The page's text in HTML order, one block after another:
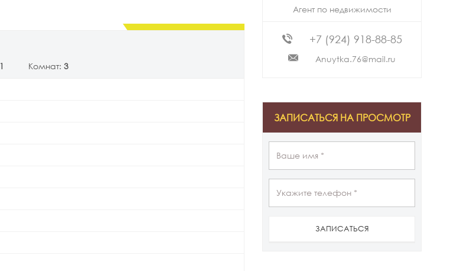
1 Комнат: 3
Агент по недвижимости
+7 (924) 918-88-85
Anuytka.76@mail.ru
ЗАПИСАТЬСЯ НА ПРОСМОТР
ЗАПИСАТЬСЯ